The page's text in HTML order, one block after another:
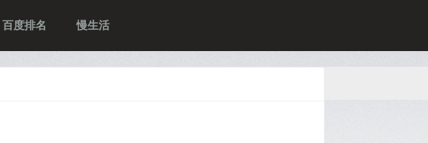
百度排名 慢生活